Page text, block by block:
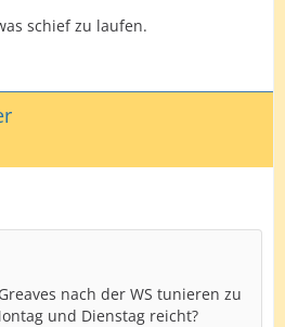
schief zu laufen.
nach der WS tunieren zu
und Dienstag reicht?